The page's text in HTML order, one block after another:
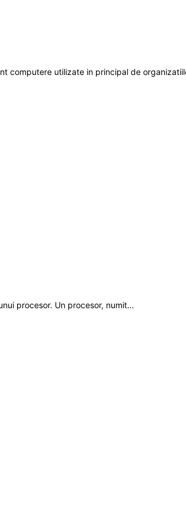
computere utilizate in principal de
procesor. Un procesor, numit…